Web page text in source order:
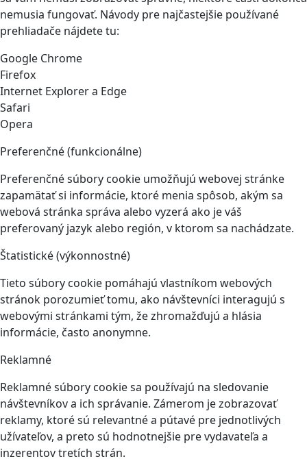
nemusia fungovať. Návody pre najčastejšie používané
prehliadače nájdete tu:
Google Chrome
Firefox
Internet Explorer a Edge
Safari
Opera
Preferenčné (funkcionálne)
Preferenčné súbory cookie umožňujú webovej stránke
zapamätať si informácie, ktoré menia spôsob, akým sa
webová stránka správa alebo vyzerá ako je váš
preferovaný jazyk alebo región, v ktorom sa nachádzate.
Štatistické (výkonnostné)
Tieto súbory cookie pomáhajú vlastníkom webových
stránok porozumieť tomu, ako návštevníci interagujú s
webovými stránkami tým, že zhromažďujú a hlásia
informácie, často anonymne.
Reklamné
Reklamné súbory cookie sa používajú na sledovanie
návštevníkov a ich správanie. Zámerom je zobrazovať
reklamy, ktoré sú relevantné a pútavé pre jednotlivých
užívateľov, a preto sú hodnotnejšie pre vydavateľa a
inzerentov tretích strán.